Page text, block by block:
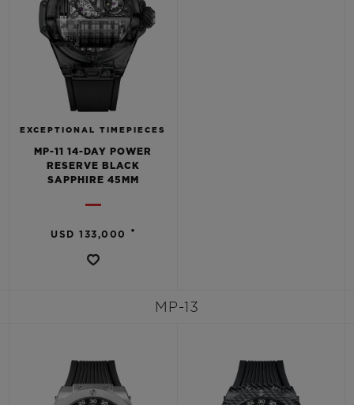
EXCEPTIONAL TIMEPIECES
MP-11 14-DAY POWER
RESERVE BLACK
SAPPHIRE 45MM
USD 133,000 •
MP-13
ENCONTRAR UMA